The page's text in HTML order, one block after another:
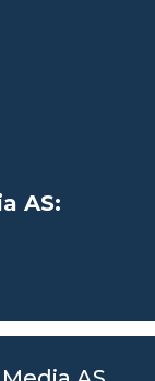
AS: